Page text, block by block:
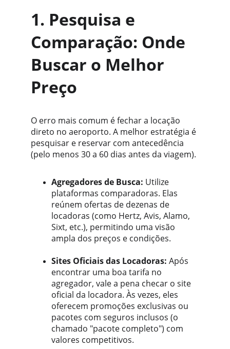
1. Pesquisa e
Comparação: Onde
Buscar o Melhor
Preço
O erro mais comum é fechar a locação
direto no aeroporto. A melhor estratégia é
pesquisar e reservar com antecedência
(pelo menos 30 a 60 dias antes da viagem).
Agregadores de Busca: Utilize
plataformas comparadoras. Elas
reúnem ofertas de dezenas de
locadoras (como Hertz, Avis, Alamo,
Sixt, etc.), permitindo uma visão
ampla dos preços e condições.
Sites Oficiais das Locadoras: Após
encontrar uma boa tarifa no
agregador, vale a pena checar o site
oficial da locadora. Às vezes, eles
oferecem promoções exclusivas ou
pacotes com seguros inclusos (o
chamado "pacote completo") com
valores competitivos.